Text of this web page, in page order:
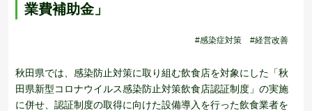
業費補助金」
#感染症対策 #経営改善
秋田県では、感染防止対策に取り組む飲食店を対象にした「秋
田県新型コロナウイルス感染防止対策飲食店認証制度」の実施
に併せ、認証制度の取得に向けた設備導入を行った飲食業者を